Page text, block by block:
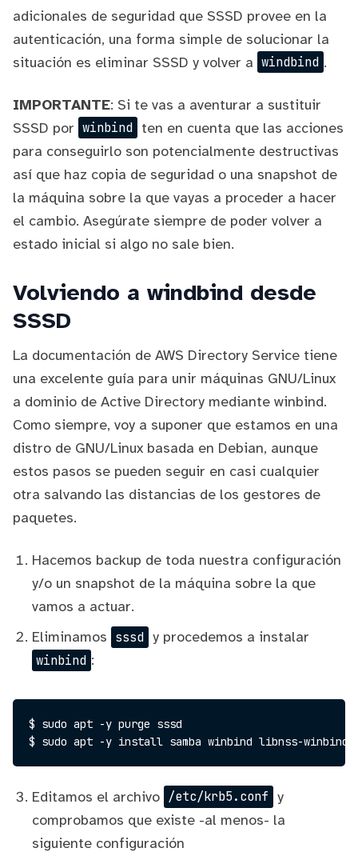
adicionales de seguridad que SSSD provee en la
autenticación, una forma simple de solucionar la
situación es eliminar SSSD y volver a windbind .
IMPORTANTE: Si te vas a aventurar a sustituir
SSSD por winbind ten en cuenta que las acciones
para conseguirlo son potencialmente destructivas
así que haz copia de seguridad o una snapshot de
la máquina sobre la que vayas a proceder a hacer
el cambio. Asegúrate siempre de poder volver a
estado inicial si algo no sale bien.
Volviendo a windbind desde
SSSD
La documentación de AWS Directory Service tiene
una excelente guía para unir máquinas GNU/Linux
a dominio de Active Directory mediante winbind.
Como siempre, voy a suponer que estamos en una
distro de GNU/Linux basada en Debian, aunque
estos pasos se pueden seguir en casi cualquier
otra salvando las distancias de los gestores de
paquetes.
Hacemos backup de toda nuestra configuración
y/o un snapshot de la máquina sobre la que
vamos a actuar.
Eliminamos sssd y procedemos a instalar
winbind :
$ sudo apt -y purge sssd
Editamos el archivo /etc/krb5.conf y
comprobamos que existe -al menos- la
siguiente configuración